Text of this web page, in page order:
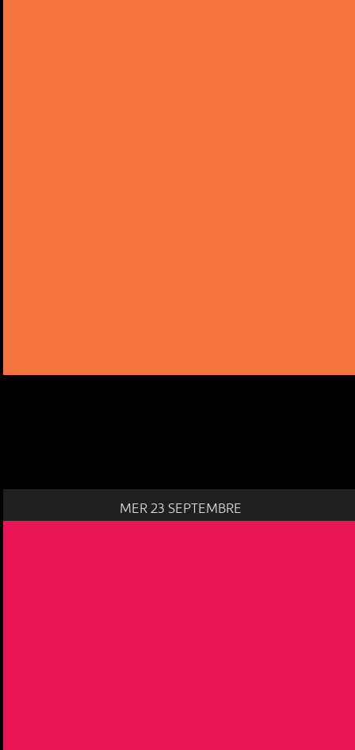
MER 23 SEPTEMBRE